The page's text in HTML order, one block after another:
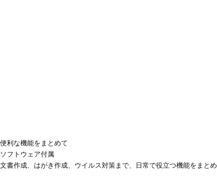
便利な機能をまとめて
ソフトウェア付属
文書作成、はがき作成、ウイルス対策まで、日常で役立つ機能をまと